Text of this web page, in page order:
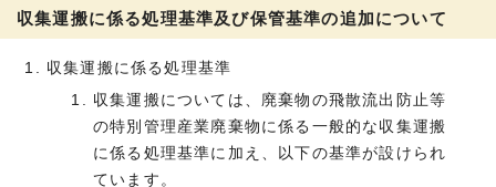
収集運搬に係る処理基準及び保管基準の追加について
収集運搬に係る処理基準
収集運搬については、廃棄物の飛散流出防止等
の特別管理産業廃棄物に係る一般的な収集運搬
に係る処理基準に加え、以下の基準が設けられ
ています。